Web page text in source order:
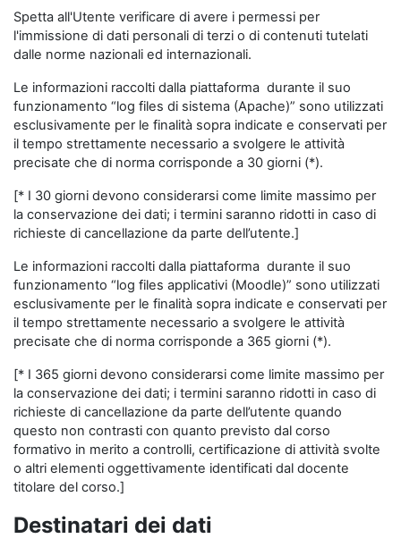
Spetta all'Utente verificare di avere i permessi per
l'immissione di dati personali di terzi o di contenuti tutelati
dalle norme nazionali ed internazionali.
Le informazioni raccolti dalla piattaforma durante il suo
funzionamento “log files di sistema (Apache)” sono utilizzati
esclusivamente per le finalità sopra indicate e conservati per
il tempo strettamente necessario a svolgere le attività
precisate che di norma corrisponde a 30 giorni (*).
[* I 30 giorni devono considerarsi come limite massimo per
la conservazione dei dati; i termini saranno ridotti in caso di
richieste di cancellazione da parte dell’utente.]
Le informazioni raccolti dalla piattaforma durante il suo
funzionamento “log files applicativi (Moodle)” sono utilizzati
esclusivamente per le finalità sopra indicate e conservati per
il tempo strettamente necessario a svolgere le attività
precisate che di norma corrisponde a 365 giorni (*).
[* I 365 giorni devono considerarsi come limite massimo per
la conservazione dei dati; i termini saranno ridotti in caso di
richieste di cancellazione da parte dell’utente quando
questo non contrasti con quanto previsto dal corso
formativo in merito a controlli, certificazione di attività svolte
o altri elementi oggettivamente identificati dal docente
titolare del corso.]
Destinatari dei dati